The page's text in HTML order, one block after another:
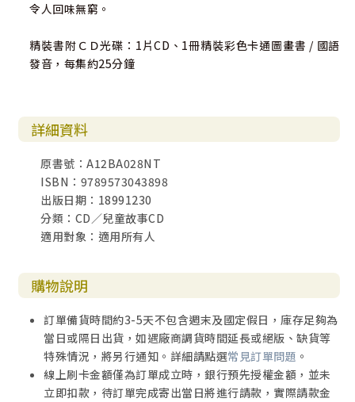
令人回味無窮。
精裝書附ＣＤ光碟：1片CD、1冊精裝彩色卡通圖畫書 / 國語
發音，每集約25分鐘
詳細資料
原書號：A12BA028NT
ISBN：9789573043898
出版日期：18991230
分類：CD／兒童故事CD
適用對象：適用所有人
購物說明
訂單備貨時間約3-5天不包含週末及國定假日，庫存足夠為
當日或隔日出貨，如遇廠商調貨時間延長或絕版、缺貨等
特殊情況，將另行通知。詳細請點選常見訂單問題 。
線上刷卡金額僅為訂單成立時，銀行預先授權金額，並未
立即扣款，待訂單完成寄出當日將進行請款，實際請款金